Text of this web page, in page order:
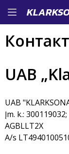
к
UAB
UAB
Įm. k.:
AGBLLT2X
A/s